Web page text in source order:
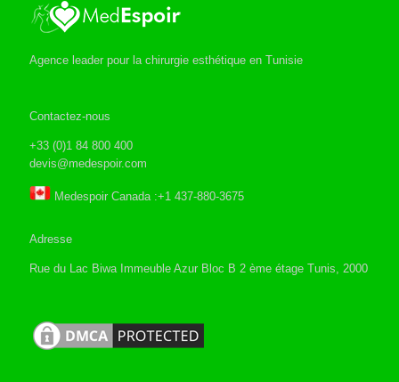
Agence leader pour la chirurgie esthétique en Tunisie
Contactez-nous
+33 (0)1 84 800 400
devis@medespoir.com
Medespoir Canada :+1 437-880-3675
Adresse
Rue du Lac Biwa Immeuble Azur Bloc B 2 ème étage Tunis, 2000